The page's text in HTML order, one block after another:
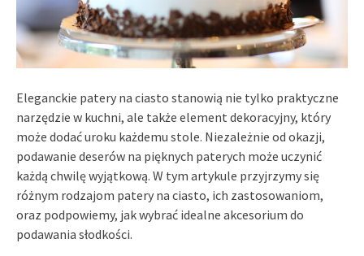
Eleganckie patery na ciasto stanowią nie tylko praktyczne
narzędzie w kuchni, ale także element dekoracyjny, który
może dodać uroku każdemu stole. Niezależnie od okazji,
podawanie deserów na pięknych paterych może uczynić
każdą chwilę wyjątkową. W tym artykule przyjrzymy się
różnym rodzajom patery na ciasto, ich zastosowaniom,
oraz podpowiemy, jak wybrać idealne akcesorium do
podawania słodkości.